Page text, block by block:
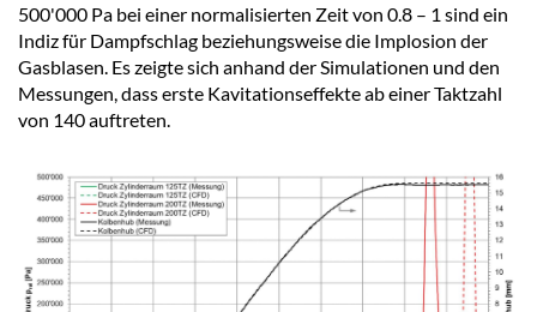
500'000 Pa bei einer normalisierten Zeit von 0.8 – 1 sind ein
Indiz für Dampfschlag beziehungsweise die Implosion der
Gasblasen. Es zeigte sich anhand der Simulationen und den
Messungen, dass erste Kavitationseffekte ab einer Taktzahl
von 140 auftreten.